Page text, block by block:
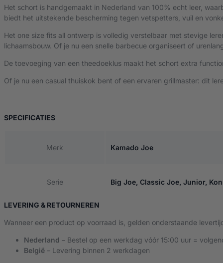
Het schort is handgemaakt in Nederland van 100% echt leer,
biedt het uitstekende bescherming tegen vetspetters, vuil en
Het one size fits all ontwerp is volledig verstelbaar met stevige
lichaamsbouw. Of je nu een snelle barbecue organiseert of
De toevoeging van een theedoeklus maakt het schort extra
Of je nu een casual thuiskok bent of een ervaren grillmaster: dit
SPECIFICATIESVAN KAMADO JOE LEREN SCHORT
Merk Kamado Joe
Serie Big Joe, Classic Joe, Junior,
LEVERING & RETOURNEREN
Wanneer een product op voorraad is, gelden onderstaande
Nederland – Bestel op een werkdag vóór 15:00 uur =
België – Levering binnen 2 werkdagen